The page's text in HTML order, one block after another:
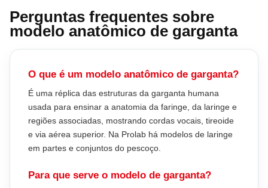
Perguntas frequentes sobre
modelo anatômico de garganta
O que é um modelo anatômico de garganta?
É uma réplica das estruturas da garganta humana
usada para ensinar a anatomia da faringe, da laringe e
regiões associadas, mostrando cordas vocais, tireoide
e via aérea superior. Na Prolab há modelos de laringe
em partes e conjuntos do pescoço.
Para que serve o modelo de garganta?